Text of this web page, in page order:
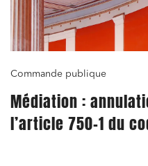
Commande publique
Médiation :
l’article 750-1 du